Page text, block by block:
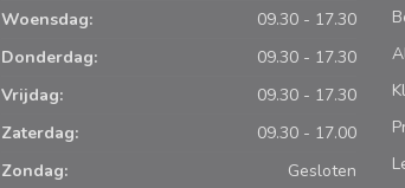
Woensdag:
09.30 - 17.30
Donderdag:
09.30 - 17.30
Vrijdag:
09.30 - 17.30
Zaterdag:
09.30 - 17.00
Zondag:
Gesloten